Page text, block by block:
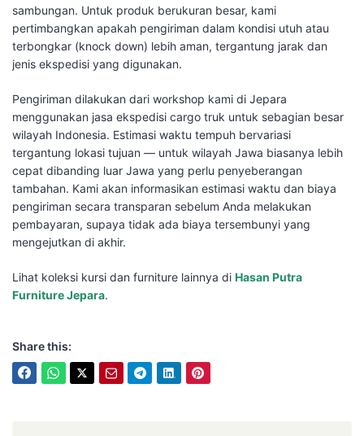
sambungan. Untuk produk berukuran besar, kami
pertimbangkan apakah pengiriman dalam kondisi utuh atau
terbongkar (knock down) lebih aman, tergantung jarak dan
jenis ekspedisi yang digunakan.
Pengiriman dilakukan dari workshop kami di Jepara
menggunakan jasa ekspedisi cargo truk untuk sebagian besar
wilayah Indonesia. Estimasi waktu tempuh bervariasi
tergantung lokasi tujuan — untuk wilayah Jawa biasanya lebih
cepat dibanding luar Jawa yang perlu penyeberangan
tambahan. Kami akan informasikan estimasi waktu dan biaya
pengiriman secara transparan sebelum Anda melakukan
pembayaran, supaya tidak ada biaya tersembunyi yang
mengejutkan di akhir.
Lihat koleksi kursi dan furniture lainnya di Hasan Putra
Furniture Jepara.
Share this: